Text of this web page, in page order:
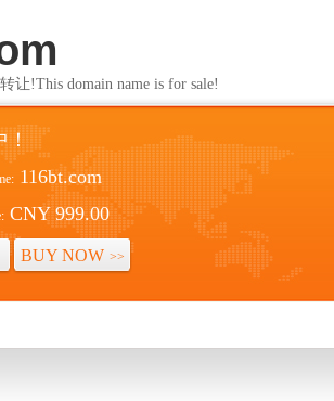
让!This domain name is for sale!
！
116bt.com
CNY 999.00
BUY NOW >>